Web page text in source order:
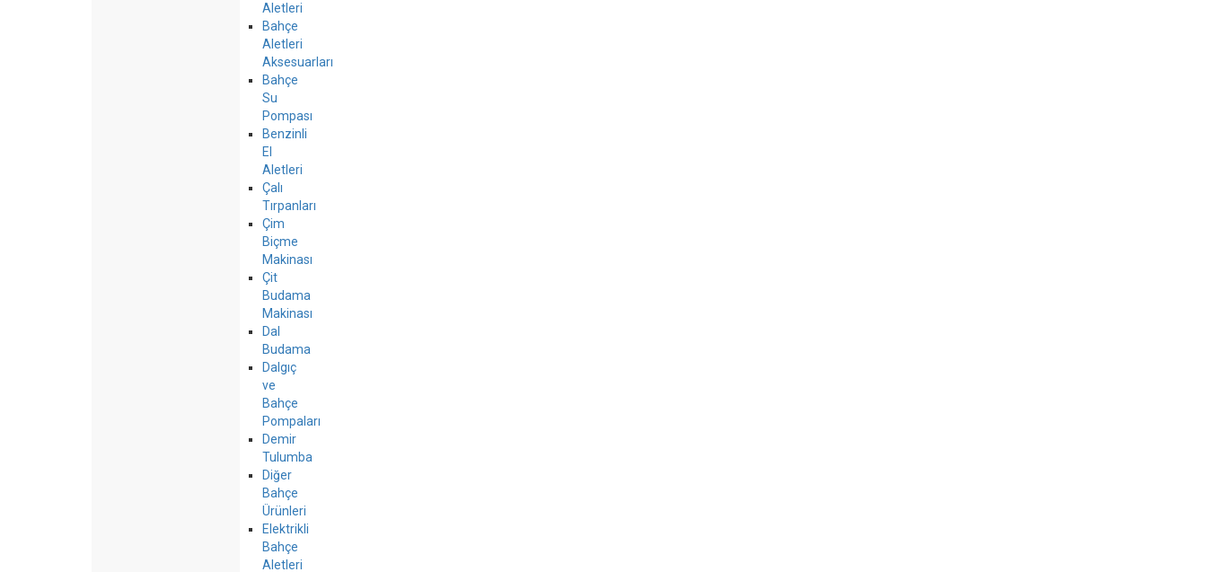
Aletleri
Bahçe
Aletleri
Aksesuarları
Bahçe
Su
Pompası
Benzinli
El
Aletleri
Çalı
Tırpanları
Çim
Biçme
Makinası
Çit
Budama
Makinası
Dal
Budama
Dalgıç
ve
Bahçe
Pompaları
Demir
Tulumba
Diğer
Bahçe
Ürünleri
Elektrikli
Bahçe
Aletleri